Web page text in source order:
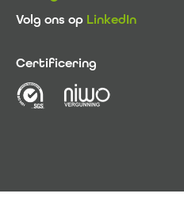
Volg ons op LinkedIn
Certificering